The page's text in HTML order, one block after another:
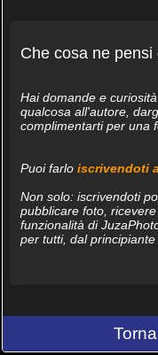
Che cosa ne
Hai domande e
qualcosa all'autore,
complimentarti per una
Puoi farlo iscrivendoti
Non solo: iscrivendoti
pubblicare foto,
funzionalità di
per tutti, dal